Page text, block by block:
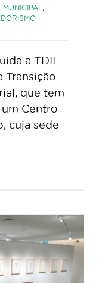
,
a TDII -
Transição
que tem
Centro
cuja sede